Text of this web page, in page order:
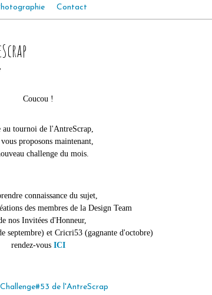
Contact
Coucou !
au tournoi de l'AntreScrap,
proposons maintenant,
challenge du mois.
connaissance du sujet,
des membres de la Design Team
nos Invitées d'Honneur,
septembre) et Cricri53 (gagnante d'octobre)
rendez-vous ICI